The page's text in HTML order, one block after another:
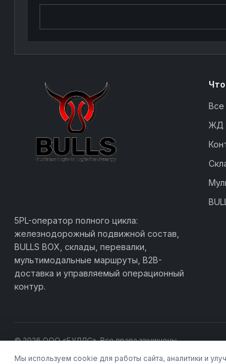
Business Logic to Logistics Synergy
5PL-оператор полного цикла:
железнодорожный подвижной состав,
BULLS BOX, склады, перевалки,
мультимодальные маршруты, B2B-
доставка и управляемый операционный
контур.
ЖД
© 2026 ООО «БУЛЛС». Все права защищены.
Мы используем cookie для работы сайта, аналитики и